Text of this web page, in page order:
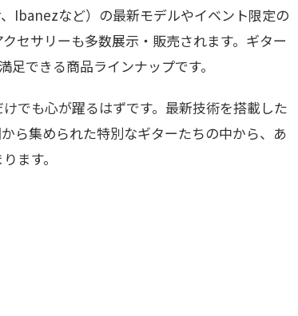
Ibanezなど）の最新モデルやイベント限定の
セサリーも多数展示・販売されます。ギター
できる商品ラインナップです。
でも心が躍るはずです。最新技術を搭載した
ら集められた特別なギターたちの中から、あ
ます。